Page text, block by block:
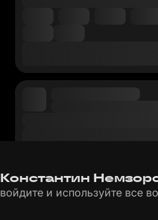
Константин
войдите и используйте все